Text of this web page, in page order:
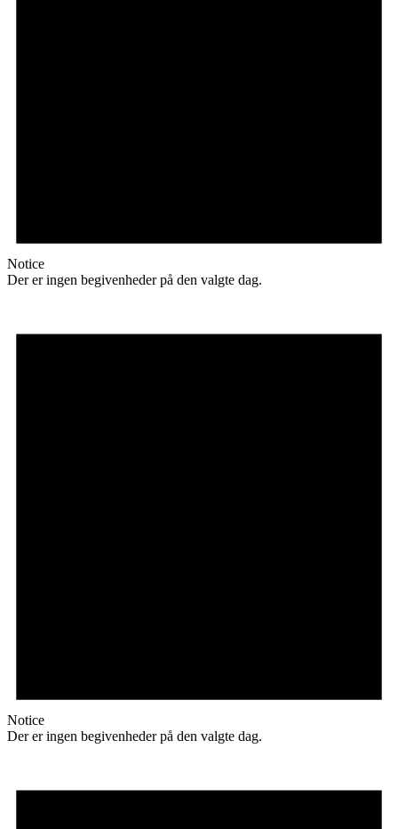
Notice
Der er ingen begivenheder på den valgte dag.
Notice
Der er ingen begivenheder på den valgte dag.